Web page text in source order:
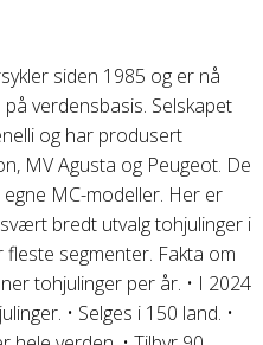
siden 1985 og er nå
verdensbasis. Selskapet
og har produsert
MV Agusta og Peugeot. De
MC-modeller. Her er
bredt utvalg tohjulinger i
segmenter. Fakta om
tohjulinger per år. • I 2024
• Selges i 150 land. •